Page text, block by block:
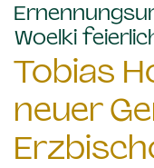
Woelki
Tobias
neuer